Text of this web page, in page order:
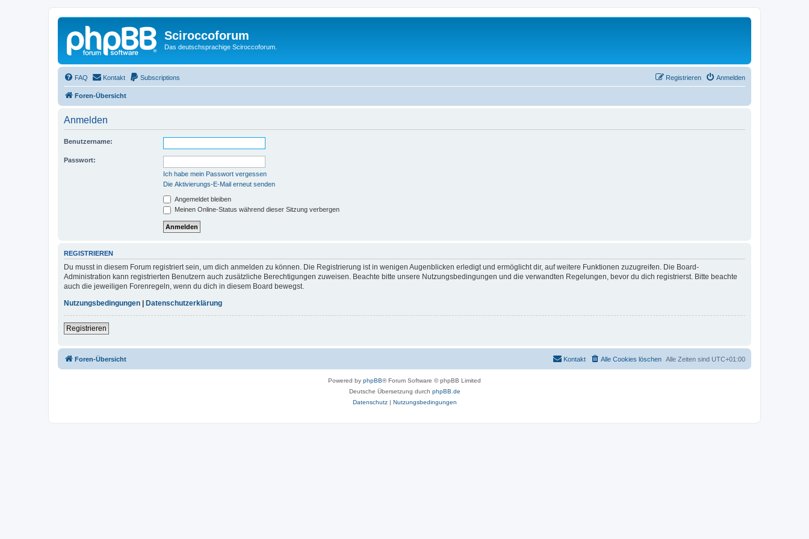
Sciroccoforum
Das deutschsprachige Sciroccoforum.
FAQ Kontakt Subscriptions Anmelden
Registrieren
Foren-Übersicht
Anmelden
Benutzername:
Passwort:
Ich habe mein Passwort vergessen
Die Aktivierungs-E-Mail erneut senden
Angemeldet bleiben
Meinen Online-Status während dieser Sitzung verbergen
REGISTRIEREN
Du musst in diesem Forum registriert sein, um dich anmelden zu können. Die Registrierung ist in wenigen Augenblicken erledigt und ermöglicht dir, auf weitere Funktionen zuzugreifen. Die Board-
Administration kann registrierten Benutzern auch zusätzliche Berechtigungen zuweisen. Beachte bitte unsere Nutzungsbedingungen und die verwandten Regelungen, bevor du dich registrierst. Bitte beachte
auch die jeweiligen Forenregeln, wenn du dich in diesem Board bewegst.
Nutzungsbedingungen
Datenschutzerklärung
Registrieren
Foren-Übersicht Alle Zeiten sind UTC+01:00
Alle Cookies löschen
Kontakt
Powered by phpBB® Forum Software © phpBB Limited
Deutsche Übersetzung durch phpBB.de
Datenschutz| Nutzungsbedingungen